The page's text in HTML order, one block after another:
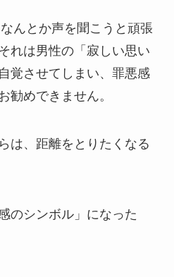
んとか声を聞こうと頑張
れは男性の「寂しい思い
覚させてしまい、罪悪感
勧めできません。
は、距離をとりたくなる
のシンボル」になった